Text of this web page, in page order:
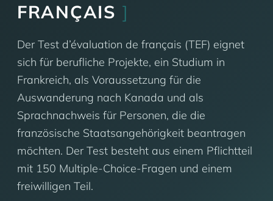
FRANÇAIS ]
Der Test d’évaluation de français (TEF) eignet
sich für berufliche Projekte, ein Studium in
Frankreich, als Voraussetzung für die
Auswanderung nach Kanada und als
Sprachnachweis für Personen, die die
französische Staatsangehörigkeit beantragen
möchten. Der Test besteht aus einem Pflichtteil
mit 150 Multiple-Choice-Fragen und einem
freiwilligen Teil.